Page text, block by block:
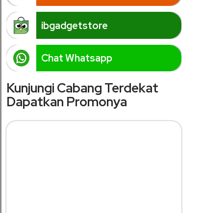
ibgadgetstore
Chat Whatsapp
Kunjungi Cabang Terdekat
Dapatkan Promonya